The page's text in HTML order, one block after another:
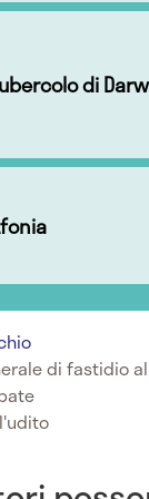
di
di fastidio